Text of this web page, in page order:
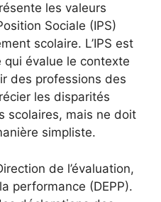
les valeurs
Sociale (IPS)
scolaire. L’IPS est
évalue le contexte
des professions des
les disparités
scolaires, mais ne doit
simpliste.
de l’évaluation,
performance (DEPP).